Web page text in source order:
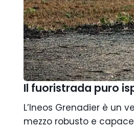
Il fuoristrada puro
L’Ineos Grenadier è un
mezzo robusto e